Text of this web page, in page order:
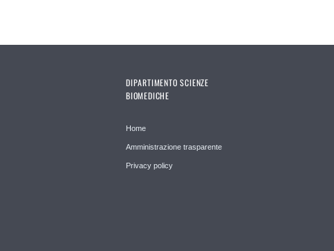
DIPARTIMENTO SCIENZE
BIOMEDICHE
Home
Amministrazione trasparente
Privacy policy